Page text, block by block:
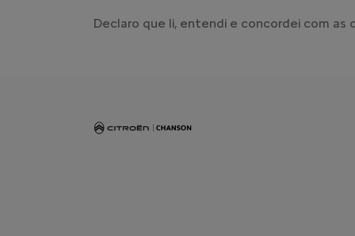
Declaro que li, entendi e concordei com as